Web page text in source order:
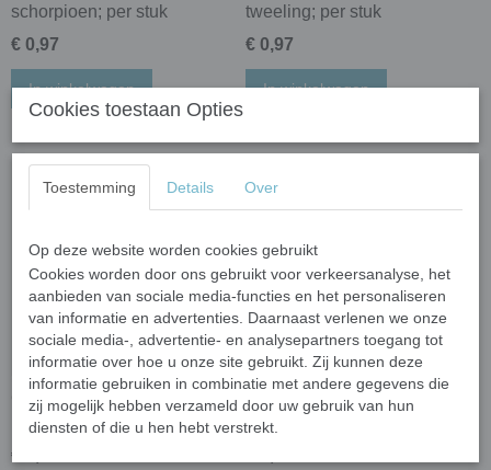
schorpioen; per stuk
€ 0,97
In winkelwagen
tweeling; per stuk
€ 0,97
In winkelwagen
Cabochon 20 mm - stier;
per stuk
€ 0,97
Cabochon 20 mm -
weegschaal; per stuk
Cookies toestaan Opties
Toestemming Details Over
Op deze website worden cookies gebruikt
Cookies worden door ons gebruikt voor verkeersanalyse, het
aanbieden van sociale media-functies en het personaliseren
van informatie en advertenties. Daarnaast verlenen we onze
sociale media-, advertentie- en analysepartners toegang tot
informatie over hoe u onze site gebruikt. Zij kunnen deze
informatie gebruiken in combinatie met andere gegevens die
zij mogelijk hebben verzameld door uw gebruik van hun
diensten of die u hen hebt verstrekt.